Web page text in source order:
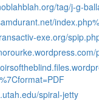
tag/j-g-
exe.org/
spiral-jetty